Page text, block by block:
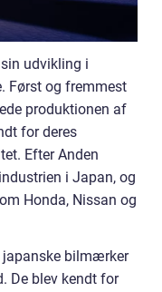
udvikling i
Først og fremmest
produktionen af
for deres
Efter Anden
i Japan, og
Honda, Nissan og
japanske bilmærker
De blev kendt for